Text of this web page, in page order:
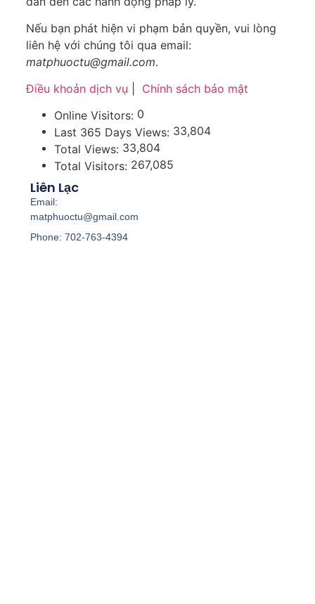
Nếu bạn phát hiện vi phạm bản quyền, vui lòng
liên hệ với chúng tôi qua email:
matphuoctu@gmail.com.
Điều khoản dịch vụ
Chính sách bảo mật
Online Visitors: 0
Last 365 Days Views: 33,804
Total Views: 33,804
Total Visitors: 267,085
Liên Lạc
Email:
matphuoctu@gmail.com
Phone: 702-763-4394